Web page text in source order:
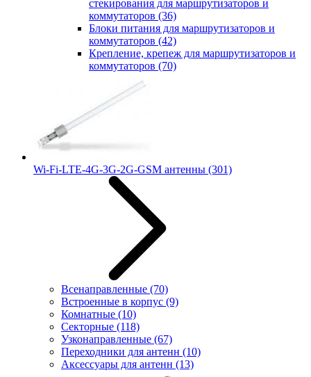
стекирования для маршрутизаторов и
коммутаторов (36)
Блоки питания для маршрутизаторов и
коммутаторов (42)
Крепление, крепеж для маршрутизаторов и
коммутаторов (70)
Wi-Fi-LTE-4G-3G-2G-GSM антенны (301)
Всенаправленные (70)
Встроенные в корпус (9)
Комнатные (10)
Секторные (118)
Узконаправленные (67)
Переходники для антенн (10)
Аксессуары для антенн (13)